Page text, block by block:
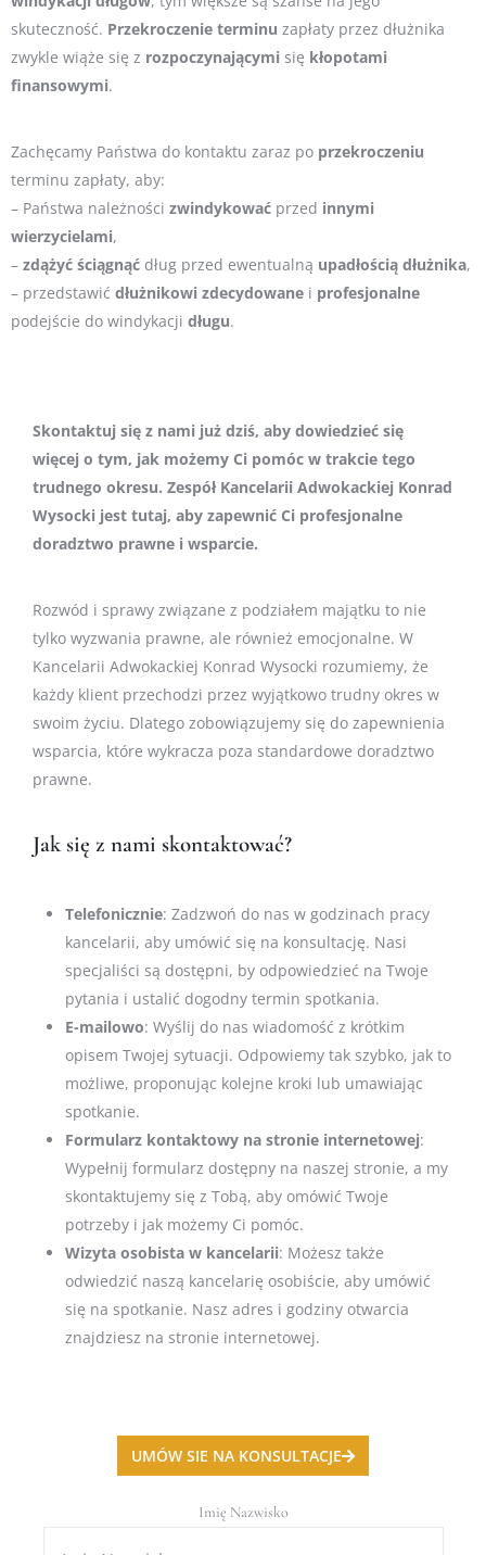
skuteczność. Przekroczenie terminu zapłaty przez dłużnika
zwykle wiąże się z rozpoczynającymi się kłopotami
finansowymi.
Zachęcamy Państwa do kontaktu zaraz po przekroczeniu
terminu zapłaty, aby:
– Państwa należności zwindykować przed innymi
wierzycielami,
– zdążyć ściągnąć dług przed ewentualną upadłością dłużnika,
– przedstawić dłużnikowi zdecydowane i profesjonalne
podejście do windykacji długu.
Skontaktuj się z nami już dziś, aby dowiedzieć się
więcej o tym, jak możemy Ci pomóc w trakcie tego
trudnego okresu. Zespół Kancelarii Adwokackiej Konrad
Wysocki jest tutaj, aby zapewnić Ci profesjonalne
doradztwo prawne i wsparcie.
Rozwód i sprawy związane z podziałem majątku to nie
tylko wyzwania prawne, ale również emocjonalne. W
Kancelarii Adwokackiej Konrad Wysocki rozumiemy, że
każdy klient przechodzi przez wyjątkowo trudny okres w
swoim życiu. Dlatego zobowiązujemy się do zapewnienia
wsparcia, które wykracza poza standardowe doradztwo
prawne.
Jak się z nami skontaktować?
Telefonicznie: Zadzwoń do nas w godzinach pracy
kancelarii, aby umówić się na konsultację. Nasi
specjaliści są dostępni, by odpowiedzieć na Twoje
pytania i ustalić dogodny termin spotkania.
E-mailowo: Wyślij do nas wiadomość z krótkim
opisem Twojej sytuacji. Odpowiemy tak szybko, jak to
możliwe, proponując kolejne kroki lub umawiając
spotkanie.
Formularz kontaktowy na stronie internetowej:
Wypełnij formularz dostępny na naszej stronie, a my
skontaktujemy się z Tobą, aby omówić Twoje
potrzeby i jak możemy Ci pomóc.
Wizyta osobista w kancelarii: Możesz także
odwiedzić naszą kancelarię osobiście, aby umówić
się na spotkanie. Nasz adres i godziny otwarcia
znajdziesz na stronie internetowej.
UMÓW SIE NA KONSULTACJE
Imię Nazwisko